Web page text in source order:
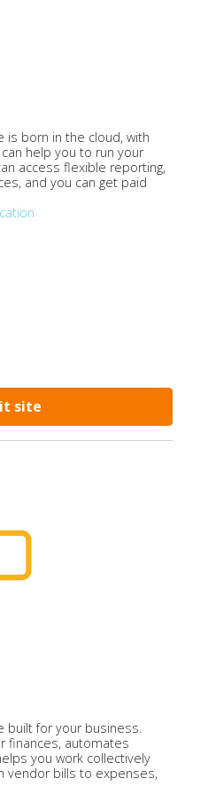
is born in the cloud, with
help you to run your
access flexible reporting,
and you can get paid
site
built for your business.
finances, automates
you work collectively
vendor bills to expenses,